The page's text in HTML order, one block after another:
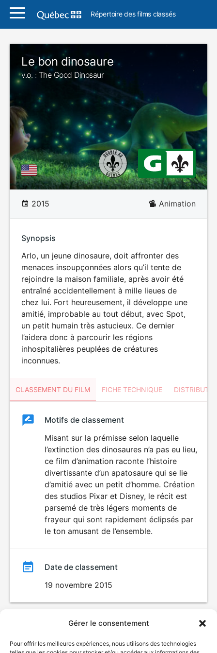
Gérer le consentement
Pour offrir les meilleures expériences, nous utilisons des technologies
Répertoire des films classés
Le bon dinosaure
v.o. : The Good Dinosaur
2015 Animation
Synopsis
Arlo, un jeune dinosaure, doit affronter des
menaces insoupçonnées alors qu’il tente de
rejoindre la maison familiale, après avoir été
entraîné accidentellement à mille lieues de
chez lui. Fort heureusement, il développe une
amitié, improbable au tout début, avec Spot,
un petit humain très astucieux. Ce dernier
l’aidera donc à parcourir les régions
inhospitalières peuplées de créatures
inconnues.
CLASSEMENT DU FILM FICHE TECHNIQUE
ClassementClassement
Motifs de classement
Misant sur la prémisse selon laquelle
l’extinction des dinosaures n’a pas eu lieu,
ce film d’animation raconte l’histoire
divertissante d’un apatosaure qui se lie
d’amitié avec un petit d’homme. Création
des studios Pixar et Disney, le récit est
parsemé de très légers moments de
frayeur qui sont rapidement éclipsés par
le ton amusant de l’ensemble.
Date de classement
19 novembre 2015